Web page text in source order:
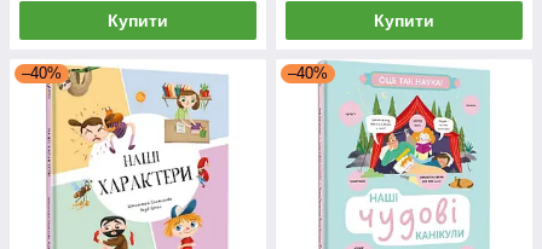
Купити Купити
–40% –40%